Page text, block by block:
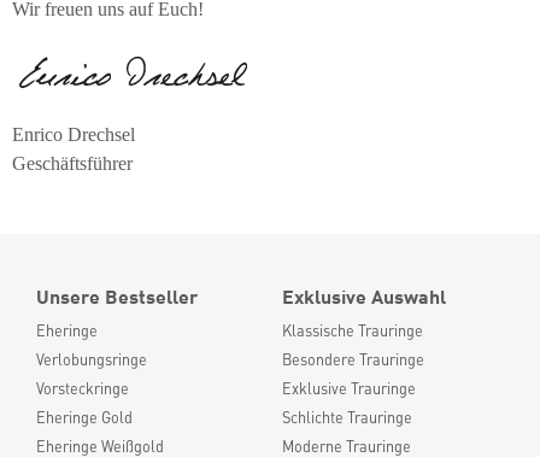
Wir freuen uns auf Euch!
Enrico Drechsel
Geschäftsführer
Unsere Bestseller
Eheringe
Verlobungsringe
Vorsteckringe
Eheringe Gold
Eheringe Weißgold
Exklusive Auswahl
Klassische Trauringe
Besondere Trauringe
Exklusive Trauringe
Schlichte Trauringe
Moderne Trauringe